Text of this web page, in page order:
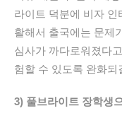
라이트 덕분에 비자
활해서 출국에는 문제
심사가 까다로워졌다
험할 수 있도록 완화되
3) 풀브라이트 장학생